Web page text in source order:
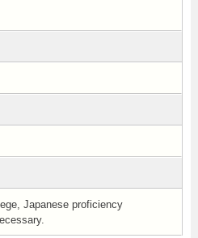
Japanese proficiency